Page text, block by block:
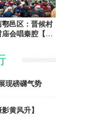
鄠邑区：晋候村
庙会唱秦腔【摄
现磅礴气势
黄风升】